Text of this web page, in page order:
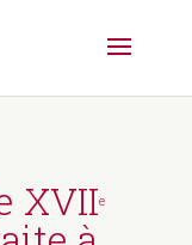
XVIIe